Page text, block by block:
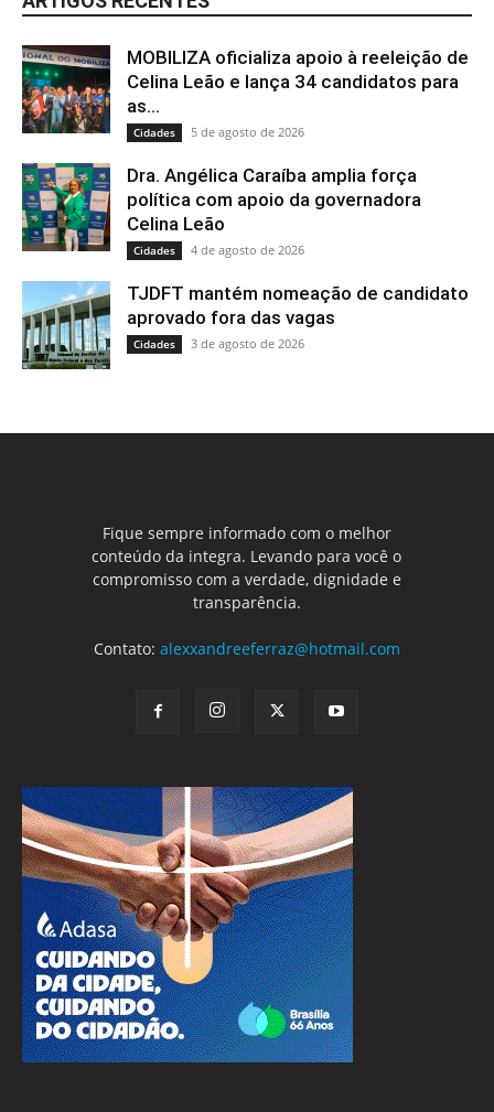
MOBILIZA oficializa apoio à reeleição de
Celina Leão e lança 34 candidatos para
as...
Cidades 5 de agosto de 2026
Dra. Angélica Caraíba amplia força
política com apoio da governadora
Celina Leão
Cidades 4 de agosto de 2026
TJDFT mantém nomeação de candidato
aprovado fora das vagas
Cidades 3 de agosto de 2026
Fique sempre informado com o melhor
conteúdo da integra. Levando para você o
compromisso com a verdade, dignidade e
transparência.
Contato: alexxandreeferraz@hotmail.com